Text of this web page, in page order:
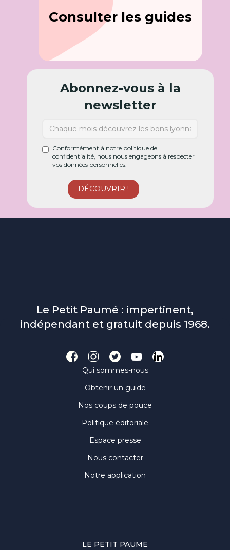
Consulter les guides
Abonnez-vous à la
newsletter
Conformément à notre politique de
confidentialité, nous nous engageons à respecter
vos données personnelles.
Le Petit Paumé : impertinent,
indépendant et gratuit depuis 1968.
Qui sommes-nous
Obtenir un guide
Nos coups de pouce
Politique éditoriale
Espace presse
Nous contacter
Notre application
LE PETIT PAUME